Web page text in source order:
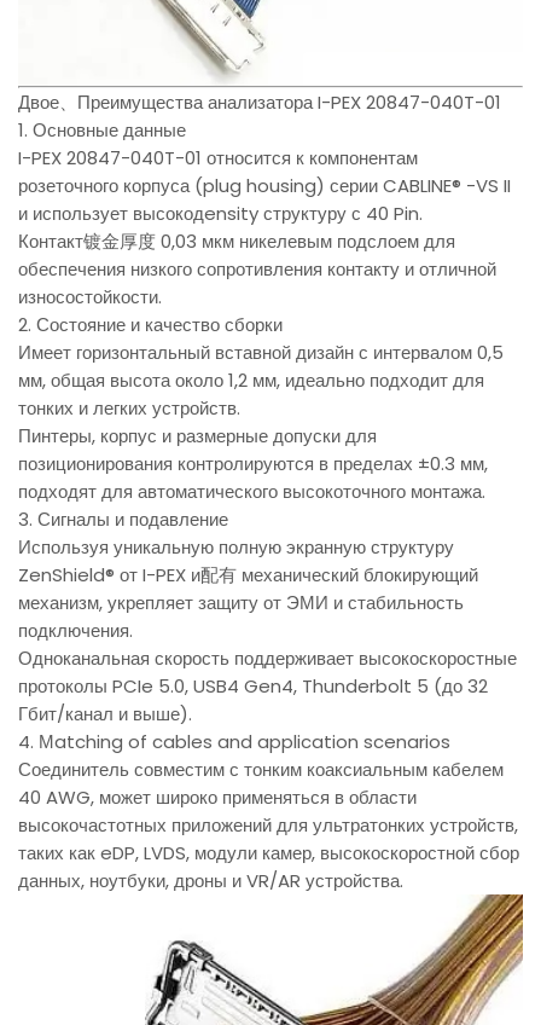
Двое、Преимущества анализатора I-PEX 20847-040T-01
1. Основные данные
I-PEX 20847-040T-01 относится к компонентам
розеточного корпуса (plug housing) серии CABLINE® -VS II
и использует высокодensity структуру с 40 Pin.
Контакт镀金厚度 0,03 мкм никелевым подслоем для
обеспечения низкого сопротивления контакту и отличной
износостойкости.
2. Состояние и качество сборки
Имеет горизонтальный вставной дизайн с интервалом 0,5
мм, общая высота около 1,2 мм, идеально подходит для
тонких и легких устройств.
Пинтеры, корпус и размерные допуски для
позиционирования контролируются в пределах ±0.3 мм,
подходят для автоматического высокоточного монтажа.
3. Сигналы и подавление
Используя уникальную полную экранную структуру
ZenShield® от I-PEX и配有 механический блокирующий
механизм, укрепляет защиту от ЭМИ и стабильность
подключения.
Одноканальная скорость поддерживает высокоскоростные
протоколы PCIe 5.0, USB4 Gen4, Thunderbolt 5 (до 32
Гбит/канал и выше).
4. Мatching of cables and application scenarios
Соединитель совместим с тонким коаксиальным кабелем
40 AWG, может широко применяться в области
высокочастотных приложений для ультратонких устройств,
таких как eDP, LVDS, модули камер, высокоскоростной сбор
данных, ноутбуки, дроны и VR/AR устройства.